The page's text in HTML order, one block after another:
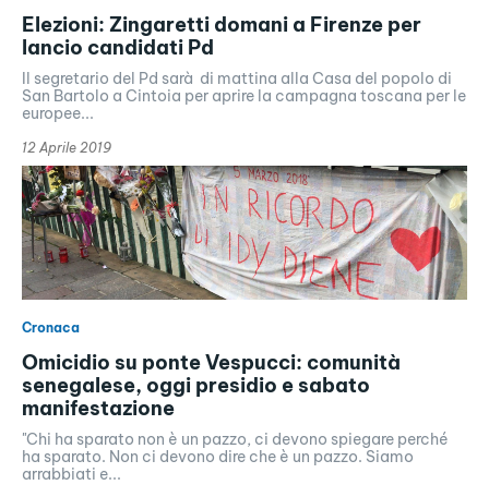
Elezioni: Zingaretti domani a Firenze per
lancio candidati Pd
Il segretario del Pd sarà di mattina alla Casa del popolo di
San Bartolo a Cintoia per aprire la campagna toscana per le
europee...
12 Aprile 2019
Cronaca
Omicidio su ponte Vespucci: comunità
senegalese, oggi presidio e sabato
manifestazione
"Chi ha sparato non è un pazzo, ci devono spiegare perché
ha sparato. Non ci devono dire che è un pazzo. Siamo
arrabbiati e...